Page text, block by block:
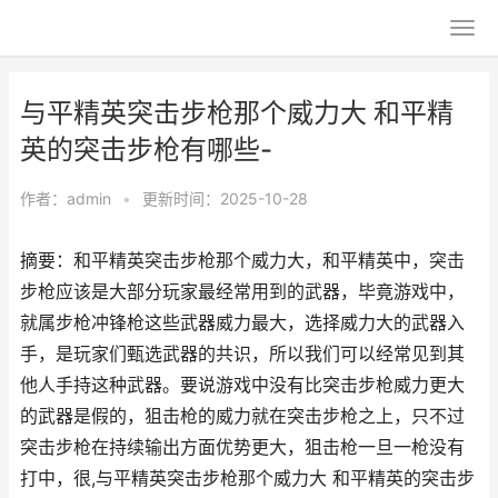
与平精英突击步枪那个威力大 和平精
英的突击步枪有哪些-
作者： admin • 更新时间：2025-10-28
摘要：和平精英突击步枪那个威力大，和平精英中，突击
步枪应该是大部分玩家最经常用到的武器，毕竟游戏中，
就属步枪冲锋枪这些武器威力最大，选择威力大的武器入
手，是玩家们甄选武器的共识，所以我们可以经常见到其
他人手持这种武器。要说游戏中没有比突击步枪威力更大
的武器是假的，狙击枪的威力就在突击步枪之上，只不过
突击步枪在持续输出方面优势更大，狙击枪一旦一枪没有
打中，很,与平精英突击步枪那个威力大 和平精英的突击步